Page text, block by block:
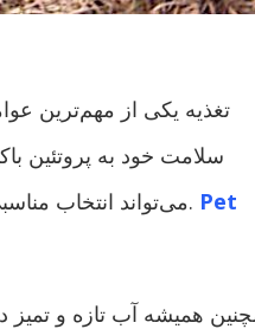
تغذیه یکی از مهم‌ترین
سلامت خود به پروتئین
می‌تواند انتخاب مناسبی باشد، به شرطی که متناسب با سن، وزن و وضعیت سلامتی گربه باشد. Pet
همیشه آب تازه و تمیز